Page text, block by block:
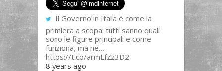
Il Governo in Italia è come la
primiera a scopa: tutti sanno quali
sono le figure principali e come
funziona, ma ne…
https://t.co/armLfZz3D2
8 years ago